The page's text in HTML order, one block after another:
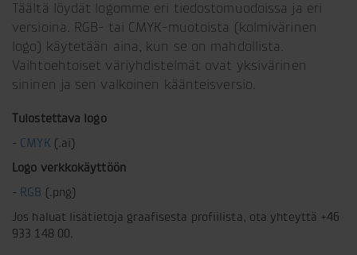
Täältä löydät logomme eri tiedostomuodoissa ja eri
versioina. RGB- tai CMYK-muotoista (kolmivärinen
logo) käytetään aina, kun se on mahdollista.
Vaihtoehtoiset väriyhdistelmät ovat yksivärinen
sininen ja sen valkoinen käänteisversio.
Tulostettava logo
- CMYK(.ai)
Logo verkkokäyttöön
- RGB (.png)
Jos haluat lisätietoja graafisesta profiilista, ota yhteyttä +46
933 148 00.